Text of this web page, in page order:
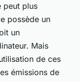
peut plus
possède un
un
Mais
de ces
émissions de